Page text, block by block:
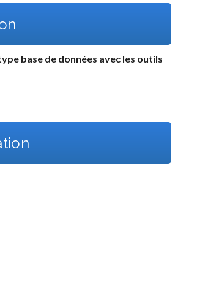
base de données avec les outils